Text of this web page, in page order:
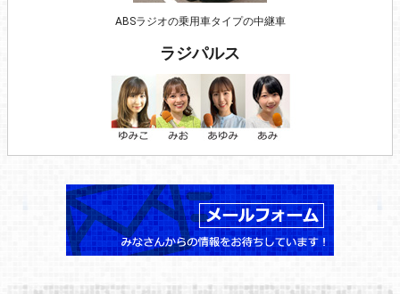
ABSラジオの乗用車タイプの中継車
ラジパルス